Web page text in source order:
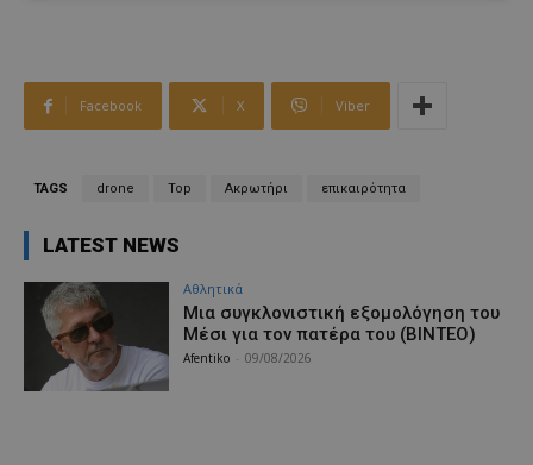
Facebook X Viber
TAGS drone Top Ακρωτήρι επικαιρότητα
LATEST NEWS
Αθλητικά
Μια συγκλονιστική εξομολόγηση του
Μέσι για τον πατέρα του (ΒΙΝΤΕΟ)
Afentiko 09/08/2026